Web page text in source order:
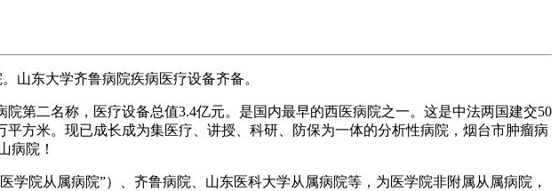
东大学齐鲁病院疾病医疗设备齐备。
二名称，医疗设备总值3.4亿元。是国内最早的西医病院之一。这是中法两国建交50
方米。现已成长成为集医疗、讲授、科研、防保为一体的分析性病院，烟台市肿瘤病
病院！
院从属病院”）、齐鲁病院、山东医科大学从属病院等，为医学院非附属从属病院，